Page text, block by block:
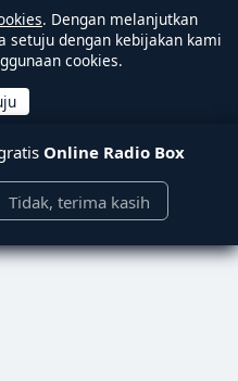
. Dengan melanjutkan
setuju dengan kebijakan kami
cookies.
Online Radio Box
Tidak, terima kasih